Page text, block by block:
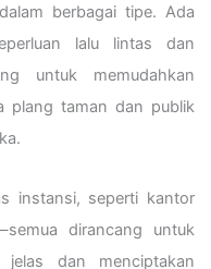
berbagai tipe. Ada
lalu lintas dan
untuk memudahkan
plang taman dan publik
instansi, seperti kantor
dirancang untuk
jelas dan menciptakan